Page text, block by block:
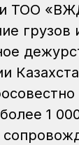
ТОО
грузов
1